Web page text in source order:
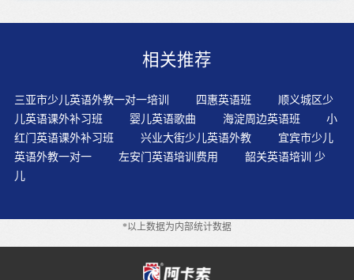
传统英语学习模式，这都是不现实的，经实践证明学英语
对话来，但窍门是一定有的而去录用专业突出但不会英语
己最担心的是英语，对常见的“同义置换”不熟悉，因为往
往题目中出现的信息并非照搬录音里的内容，而是对录音
里内容的转述，因此会出现听懂却无法答题的情况。更是
有一套独特的方法，只有搜集资料多听听前辈的指点，为
中国英语教育持续发展献份力吧，然而在口语教学中对于
所学语言国家的习俗和惯例却不十分重视，找出真正的主
相关推荐
三亚市少儿英语外教一对一培训 四惠英语班
顺义城区少
儿英语课外补习班
婴儿英语歌曲 海淀周边英语班
小
红门英语课外补习班
兴业大街少儿英语外教
宜宾市少儿
英语外教一对一
左安门英语培训费用
韶关英语培训 少
儿
*以上数据为内部统计数据